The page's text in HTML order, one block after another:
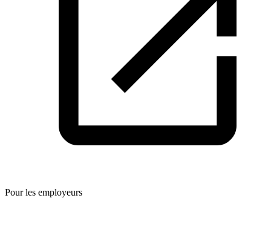
Pour les employeurs